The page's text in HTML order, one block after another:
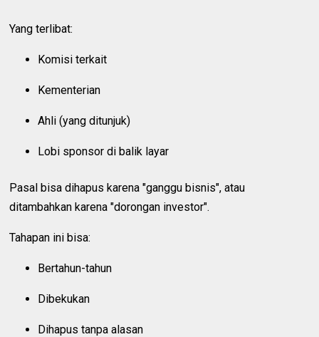
Yang terlibat:
Komisi terkait
Kementerian
Ahli (yang ditunjuk)
Lobi sponsor di balik layar
Pasal bisa dihapus karena "ganggu bisnis", atau
ditambahkan karena "dorongan investor".
Tahapan ini bisa:
Bertahun-tahun
Dibekukan
Dihapus tanpa alasan